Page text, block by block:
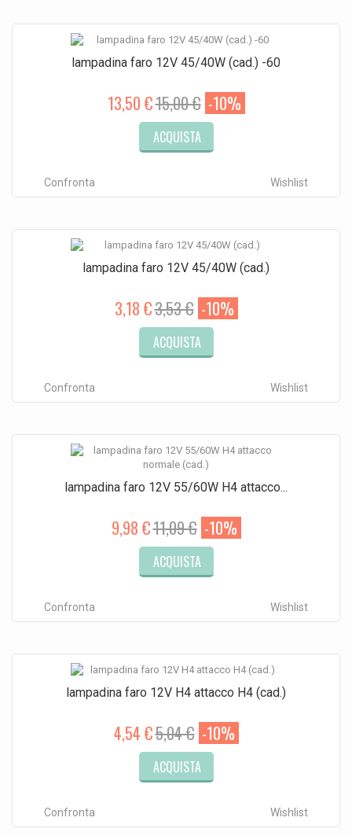
lampadina faro 12V 45/40W (cad.) -60
13,50 €15,00 € -10%
ACQUISTA
Wishlist
Confronta
lampadina faro 12V 45/40W (cad.)
3,18 €3,53 € -10%
ACQUISTA
Wishlist
Confronta
lampadina faro 12V 55/60W H4 attacco...
9,98 €11,09 € -10%
ACQUISTA
Wishlist
Confronta
lampadina faro 12V H4 attacco H4 (cad.)
4,54 €5,04 € -10%
ACQUISTA
Wishlist
Confronta